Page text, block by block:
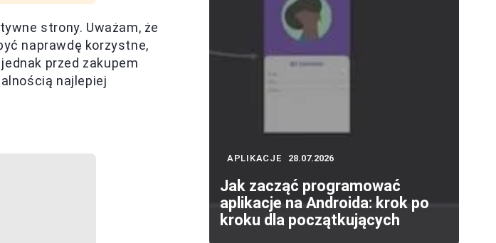
strony. Uważam, że
naprawdę korzystne,
przed zakupem
najlepiej
APLIKACJE 28.07.2026
Jak zacząć programować
aplikacje na Androida: krok po
kroku dla początkujących